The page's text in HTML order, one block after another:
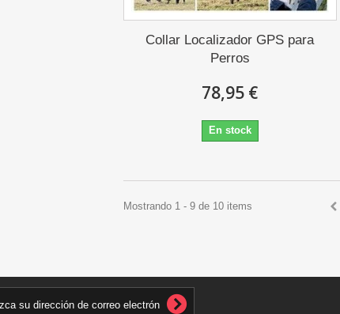
Collar Localizador GPS para
Perros
78,95 €
En stock
Mostrando 1 - 9 de 10 items